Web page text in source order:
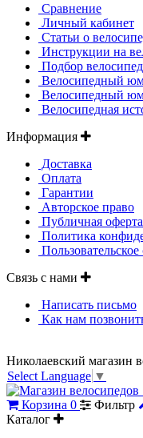
Сравнение
Личный кабинет
Статьи о
Инструкции на
Подбор
Велосипедный
Велосипедный
Велосипедная
Информация
Доставка
Оплата
Гарантии
Авторское право
Публичная оферта
Политика
Связь с нами
Написать письмо
Как нам
Николаевский магазин
Select Language ▼
Корзина 0 Фильтр
Каталог